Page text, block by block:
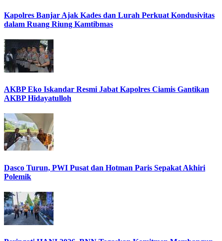
Kapolres Banjar Ajak Kades dan Lurah Perkuat Kondusivitas
dalam Ruang Riung Kamtibmas
AKBP Eko Iskandar Resmi Jabat Kapolres Ciamis Gantikan
AKBP Hidayatulloh
Dasco Turun, PWI Pusat dan Hotman Paris Sepakat Akhiri
Polemik